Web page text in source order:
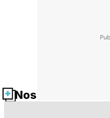
Nos fiches santé